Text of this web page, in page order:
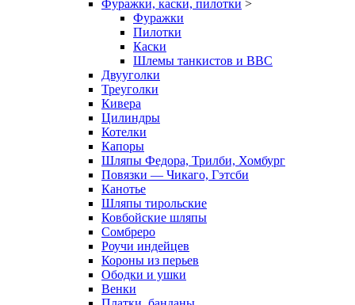
Фуражки, каски, пилотки >
Фуражки
Пилотки
Каски
Шлемы танкистов и ВВС
Двууголки
Треуголки
Кивера
Цилиндры
Котелки
Капоры
Шляпы Федора, Трилби, Хомбург
Повязки — Чикаго, Гэтсби
Канотье
Шляпы тирольские
Ковбойские шляпы
Сомбреро
Роучи индейцев
Короны из перьев
Ободки и ушки
Венки